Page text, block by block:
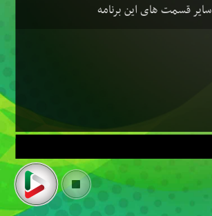
سایر قسمت های این برنامه